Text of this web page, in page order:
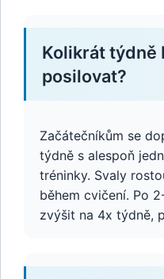
Kolikrát týdně
posilovat?
Začátečníkům se
týdně s alespoň
tréninky. Svaly
během cvičení. Po
zvýšit na 4x týdně,